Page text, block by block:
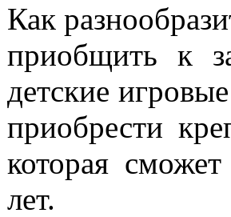
Как
приобщить к
детские
приобрести
которая
лет.